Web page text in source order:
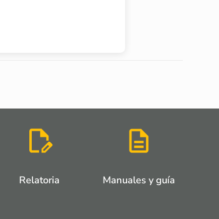
Relatoria Manuales y guía